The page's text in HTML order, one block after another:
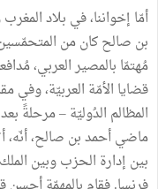
أمّا إخواننا،في بلادالمغرب
بن صالحكانمن
مُهتمّا بالمصيرالعربي،
قضايا الأمّة العربيّة،وفي
المظالم الدُوليّة–مرحلةً بعد
ماضيأحمدبن صالح،أنّه،
بين إدارة الحزبوبين الملك